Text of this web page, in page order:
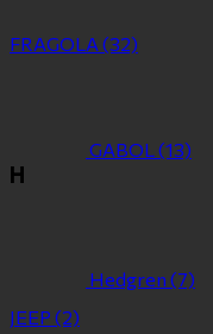
FRAGOLA (32)
GABOL(13)
H
Hedgren (7)
JEEP (2)